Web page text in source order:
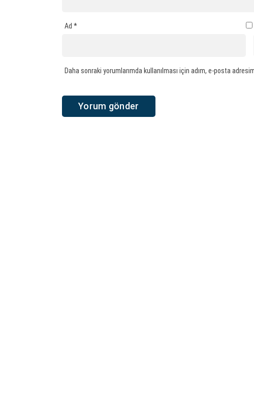
Ad *
Daha sonraki yorumlarımda kullanılması için adım, e-posta